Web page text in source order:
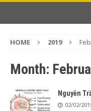
HOME 2019
Month:
Nguyễn
02/02/